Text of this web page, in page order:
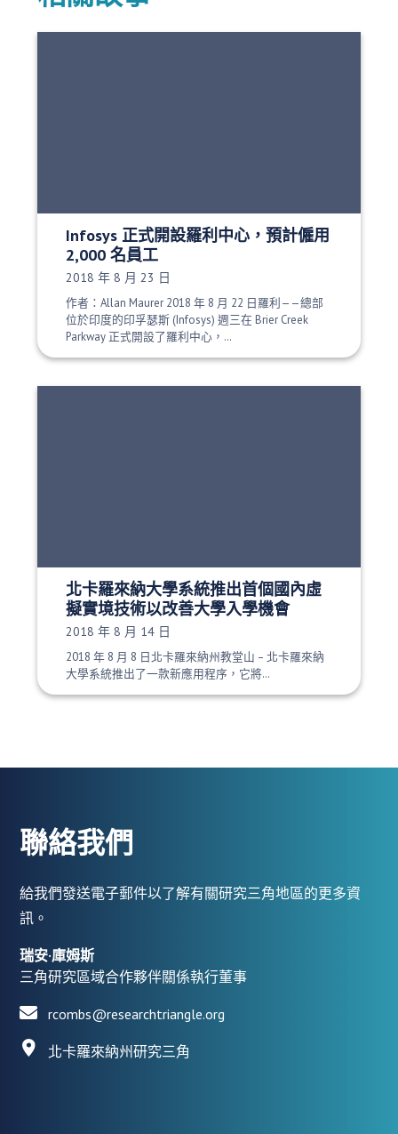
Infosys 正式開設羅利中心，預計僱用
2,000 名員工
發布日期：
2018 年 8 月 23 日
作者：Allan Maurer 2018 年 8 月 22 日羅利——總部
位於印度的印孚瑟斯 (Infosys) 週三在 Brier Creek
Parkway 正式開設了羅利中心，…
北卡羅來納大學系統推出首個國內虛
擬實境技術以改善大學入學機會
發布日期：
2018 年 8 月 14 日
2018 年 8 月 8 日北卡羅來納州教堂山 – 北卡羅來納
大學系統推出了一款新應用程序，它將…
聯絡我們
給我們發送電子郵件以了解有關研究三角地區的更多資
訊。
瑞安·庫姆斯
三角研究區域合作夥伴關係執行董事
rcombs@researchtriangle.org
北卡羅來納州研究三角